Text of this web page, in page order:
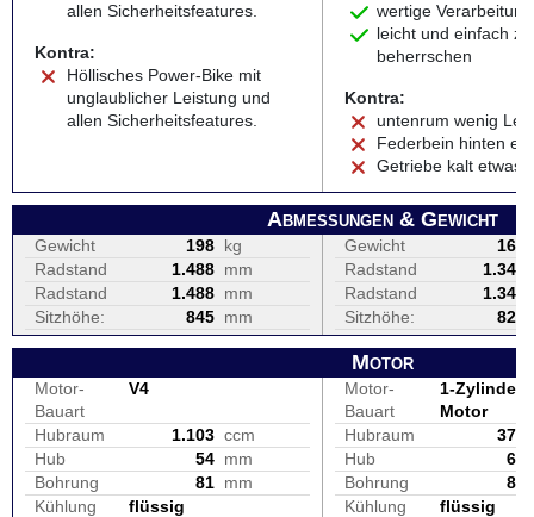
allen Sicherheitsfeatures.
Kontra:
Höllisches Power-Bike mit
unglaublicher Leistung und
allen Sicherheitsfeatures.
wertige Verarbeitung
leicht und einfach zu
beherrschen
Kontra:
untenrum wenig
Federbein hinten
Getriebe kalt etwas
Abmessungen & Gewicht
Gewicht 198 kg
Radstand
1.488 mm
Radstand
1.488 mm
Sitzhöhe:
845 mm
Gewicht
164
Radstand
1.340
Radstand
1.340
Sitzhöhe:
824
Motor
Motor-
Bauart
V4
Hubraum 1.103 ccm
Hub
54 mm
Bohrung
81 mm
Kühlung
flüssig
Motor-
Bauart
1-Zylinder,
Motor
Hubraum
373
Hub
60
Bohrung
89
Kühlung
flüssig